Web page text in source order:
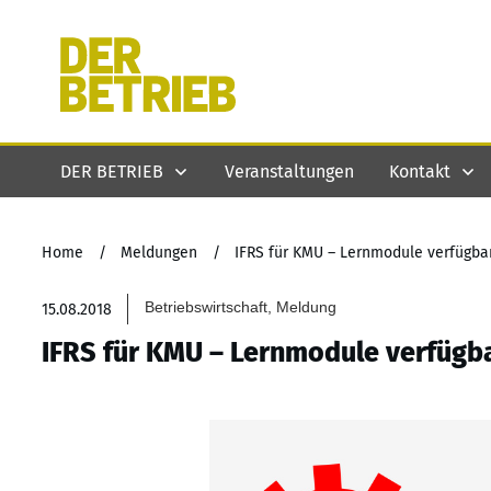
DER BETRIEB Veranstaltungen Kontakt
Home / Meldungen / IFRS für KMU – Lernmodule
15.08.2018 Betriebswirtschaft, Meldung
IFRS für KMU – Lernmodule